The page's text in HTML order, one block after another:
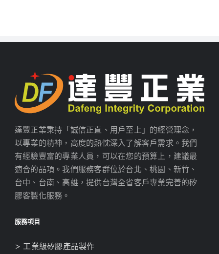
達豐正業秉持「誠信正直、用戶至上」的經營理念，
以專業的精神，高度的熱忱深入了解客戶需求。我們
有經驗豐富的專業人員，可以在您的預算上，建議最
適合的品項。我們服務客群位於台北、桃園、新竹、
台中、台南、高雄，提供台灣全省客戶專業完善的矽
膠客製化服務。
服務項目
> 工業級矽膠產品製作